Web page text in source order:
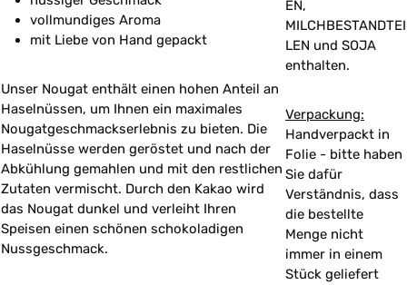
vollmundiges Aroma
mit Liebe von Hand gepackt
Unser Nougat enthält einen hohen Anteil an
Haselnüssen, um Ihnen ein maximales
Nougatgeschmackserlebnis zu bieten. Die
Haselnüsse werden geröstet und nach der
Abkühlung gemahlen und mit den restlichen
Zutaten vermischt. Durch den Kakao wird
das Nougat dunkel und verleiht Ihren
Speisen einen schönen schokoladigen
Nussgeschmack.
EN,
MILCHBESTANDTEI
LEN und SOJA
enthalten.
Verpackung:
Handverpackt in
Folie - bitte haben
Sie dafür
Verständnis, dass
die bestellte
Menge nicht
immer in einem
Stück geliefert